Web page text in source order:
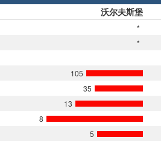
沃尔夫斯堡
*
*
105
35
13
8
5